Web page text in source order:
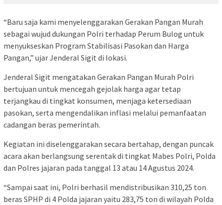
“Baru saja kami menyelenggarakan Gerakan Pangan Murah
sebagai wujud dukungan Polri terhadap Perum Bulog untuk
menyukseskan Program Stabilisasi Pasokan dan Harga
Pangan,” ujar Jenderal Sigit di lokasi.
Jenderal Sigit mengatakan Gerakan Pangan Murah Polri
bertujuan untuk mencegah gejolak harga agar tetap
terjangkau di tingkat konsumen, menjaga ketersediaan
pasokan, serta mengendalikan inflasi melalui pemanfaatan
cadangan beras pemerintah.
Kegiatan ini diselenggarakan secara bertahap, dengan puncak
acara akan berlangsung serentak di tingkat Mabes Polri, Polda
dan Polres jajaran pada tanggal 13 atau 14 Agustus 2024.
“Sampai saat ini, Polri berhasil mendistribusikan 310,25 ton
beras SPHP di 4 Polda jajaran yaitu 283,75 ton di wilayah Polda